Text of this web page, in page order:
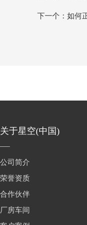
下一个：如何
关于星空(中国)
公司简介
荣誉资质
合作伙伴
厂房车间